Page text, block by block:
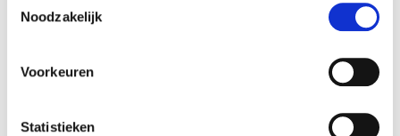
Noodzakelijk
Voorkeuren
Statistieken